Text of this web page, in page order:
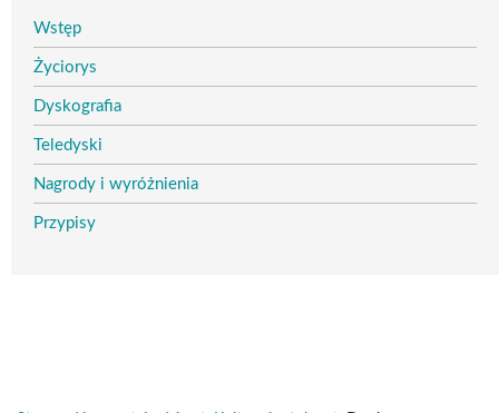
Wstęp
Życiorys
Dyskografia
Teledyski
Nagrody i wyróżnienia
Przypisy